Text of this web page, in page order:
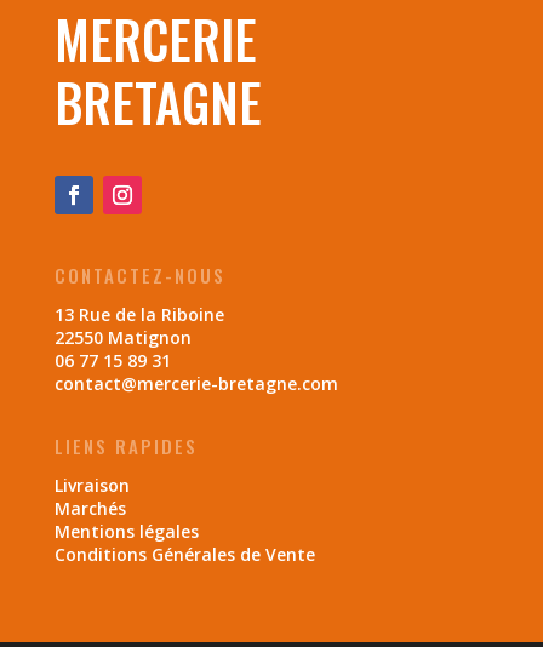
MERCERIE
BRETAGNE
CONTACTEZ-NOUS
13 Rue de la Riboine
22550 Matignon
06 77 15 89 31
contact@mercerie-bretagne.com
LIENS RAPIDES
Livraison
Marchés
Mentions légales
Conditions Générales de Vente